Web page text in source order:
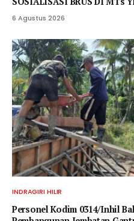
6 Agustus 2026
INDRAGIRI HILIR
Personel Kodim 0314/Inhil